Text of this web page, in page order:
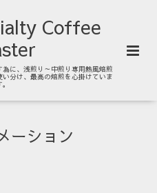
Coffee
に、浅煎り～中煎り専用熱風焙煎
分け、最高の焙煎を心掛けていま
ーション